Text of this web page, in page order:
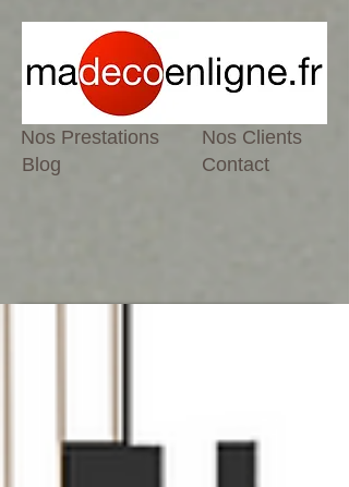
Blog
Nos Prestations
Contact
Nos Clients